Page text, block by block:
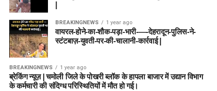
BREAKINGNEWS 1 year ago
वायरल-होने-का-शौक-पड़ा-भारी-—-देहरादून-पुलिस-ने-
स्टंटबाज़-युवती-पर-की-चालानी-कार्रवाई |
BREAKINGNEWS 1 year ago
ब्रेकिंग न्यूज़ | चमोली जिले के पोखरी ब्लॉक के हापला बाजार में उद्यान विभाग
के कर्मचारी की संदिग्ध परिस्थितियों में मौत हो गई।